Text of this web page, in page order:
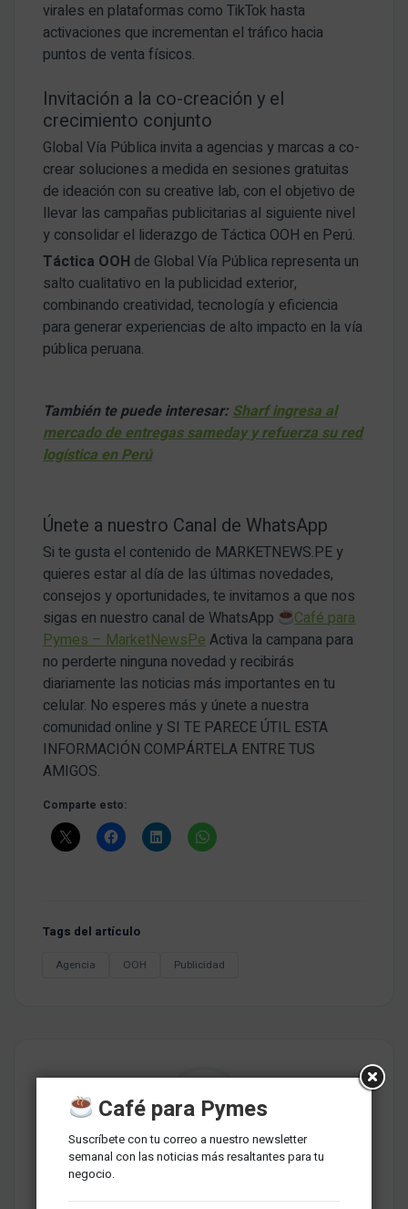
virales en plataformas como TikTok hasta
activaciones que incrementan el tráfico hacia
puntos de venta físicos.
Invitación a la co-creación y el
crecimiento conjunto
Global Vía Pública invita a agencias y marcas a co-
crear soluciones a medida en sesiones gratuitas
de ideación con su creative lab, con el objetivo de
llevar las campañas publicitarias al siguiente nivel
y consolidar el liderazgo de Táctica OOH en Perú.
Táctica OOH de Global Vía Pública representa un
salto cualitativo en la publicidad exterior,
combinando creatividad, tecnología y eficiencia
para generar experiencias de alto impacto en la vía
pública peruana.
También te puede interesar:Sharf ingresa al
mercado de entregas sameday y refuerza su red
logística en Perú
Únete a nuestro Canal de WhatsApp
Si te gusta el contenido de MARKETNEWS.PE y
quieres estar al día de las últimas novedades,
consejos y oportunidades, te invitamos a que nos
sigas en nuestro canal de WhatsApp
Café para
Pymes – MarketNewsPeActiva la campana para
no perderte ninguna novedad y recibirás
diariamente las noticias más importantes en tu
celular. No esperes más y únete a nuestra
comunidad online y SI TE PARECE ÚTIL ESTA
INFORMACIÓN COMPÁRTELA ENTRE TUS
AMIGOS.
Comparte esto:
Tags del artículo
Agencia OOH Publicidad
Redaccion MarketNews
Café para Pymes
Suscríbete con tu correo a nuestro newsletter
semanal con las noticias más resaltantes para tu
negocio.